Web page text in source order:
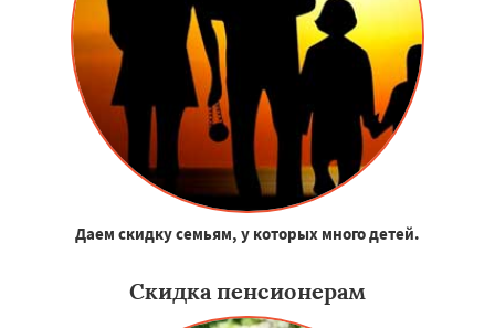
Даем скидку семьям, у которых много детей.
Скидка пенсионерам